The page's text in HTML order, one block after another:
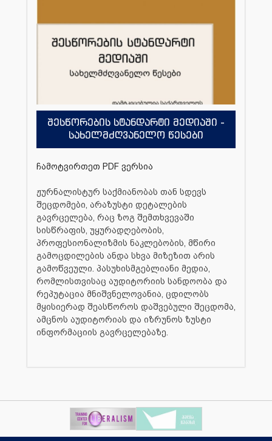
შესწორების სტანდარტი მედიაში -
სახელმძღვანელო წესები
ჩამოტვირთეთ PDF ვერსია
ჟურნალისტურ საქმიანობას თან სდევს
შეცდომები, არაზუსტი დეტალების
გავრცელება, რაც ზოგ შემთხვევაში
სისწრაფის, უყურადღებობის,
პროფესიონალიზმის ნაკლებობის, მწირი
გამოცდილების ანდა სხვა მიზეზით არის
გამოწვეული. პასუხისმგებლიანი მედია,
რომლისთვისაც აუდიტორიის სანდოობა და
რეპუტაცია მნიშვნელოვანია, ცდილობს
მყისიერად შეასწოროს დაშვებული შეცდომა,
ამცნოს აუდიტორიას და იზრუნოს ზუსტი
ინფორმაციის გავრცელებაზე.